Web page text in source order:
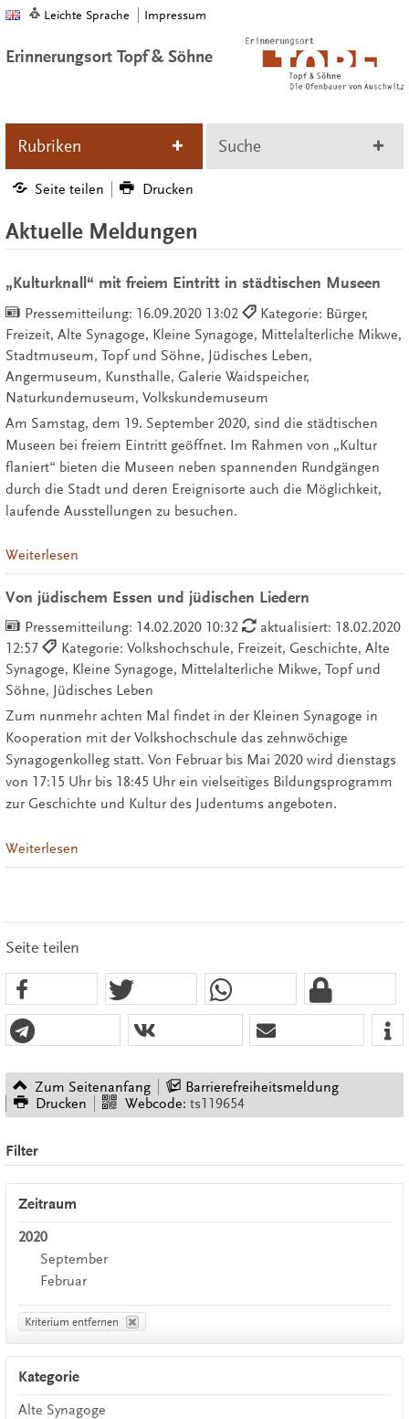
Leichte Sprache Impressum
Erinnerungsort Topf & Söhne
Rubriken Suche
Seite teilen Drucken
Aktuelle Meldungen
„Kulturknall“ mit freiem Eintritt in städtischen Museen
Pressemitteilung: 16.09.2020 13:02
Kategorie: Bürger,
Freizeit, Alte Synagoge, Kleine Synagoge, Mittelalterliche Mikwe,
Stadtmuseum, Topf und Söhne, Jüdisches Leben,
Angermuseum, Kunsthalle, Galerie Waidspeicher,
Naturkundemuseum, Volkskundemuseum
Am Samstag, dem 19. September 2020, sind die städtischen
Museen bei freiem Eintritt geöffnet. Im Rahmen von „Kultur
flaniert“ bieten die Museen neben spannenden Rundgängen
durch die Stadt und deren Ereignisorte auch die Möglichkeit,
laufende Ausstellungen zu besuchen.
Weiterlesen
Von jüdischem Essen und jüdischen Liedern
Pressemitteilung: 14.02.2020 10:32
aktualisiert: 18.02.2020
12:57
Kategorie: Volkshochschule, Freizeit, Geschichte, Alte
Synagoge, Kleine Synagoge, Mittelalterliche Mikwe, Topf und
Söhne, Jüdisches Leben
Zum nunmehr achten Mal findet in der Kleinen Synagoge in
Kooperation mit der Volkshochschule das zehnwöchige
Synagogenkolleg statt. Von Februar bis Mai 2020 wird dienstags
von 17:15 Uhr bis 18:45 Uhr ein vielseitiges Bildungsprogramm
zur Geschichte und Kultur des Judentums angeboten.
Weiterlesen
Seite teilen
Zum Seitenanfang
Barrierefreiheitsmeldung
Drucken
Webcode: ts119654
Filter
Zeitraum
2020
September
Februar
Kriterium entfernen
Kategorie
Alte Synagoge